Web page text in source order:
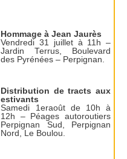
Hommage à Jean Jaurès
Vendredi 31 juillet à 11h –
Jardin Terrus, Boulevard
des Pyrénées – Perpignan.
Distribution de tracts aux
estivants
Samedi 1eraoût de 10h à
12h – Péages autoroutiers
Perpignan Sud, Perpignan
Nord, Le Boulou.